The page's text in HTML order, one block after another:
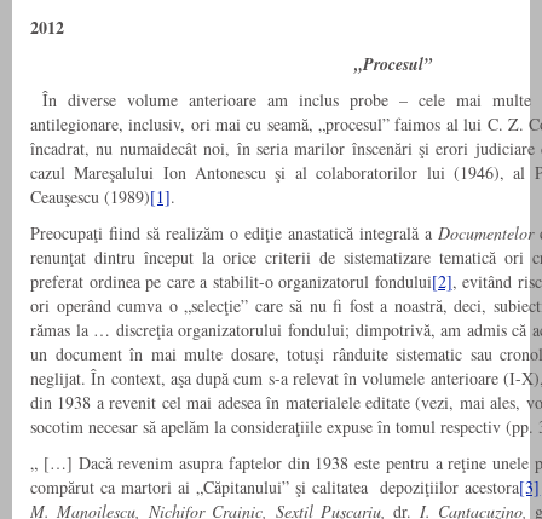
2012
„Procesul”
În diverse volume anterioare am inclus probe – cele mai multe
antilegionare, inclusiv, ori mai cu seamă, „procesul” faimos al lui C. Z.
încadrat, nu numaidecât noi, în seria marilor înscenări şi erori
cazul Mareşalului Ion Antonescu şi al colaboratorilor lui (1946),
Ceauşescu (1989)[1].
Preocupaţi fiind să realizăm o ediţie anastatică integrală a Documentelor
renunţat dintru început la orice criterii de sistematizare tematică ori
preferat ordinea pe care a stabilit-o organizatorul fondului[2], evitând
ori operând cumva o „selecţie” care să nu fi fost a noastră, deci,
rămas la … discreţia organizatorului fondului; dimpotrivă, am admis că
un document în mai multe dosare, totuşi rânduite sistematic sau
neglijat. În context, aşa după cum s-a relevat în volumele anterioare (I-
din 1938 a revenit cel mai adesea în materialele editate (vezi, mai ales,
socotim necesar să apelăm la consideraţiile expuse în tomul respectiv (pp.
„ […] Dacă revenim asupra faptelor din 1938 este pentru a reţine unele
compărut ca martori ai „Căpitanului” şi calitatea depoziţiilor acestora[3]
M. Manoilescu, Nichifor Crainic, Sextil Puşcariu,dr. I. Cantacuzino,